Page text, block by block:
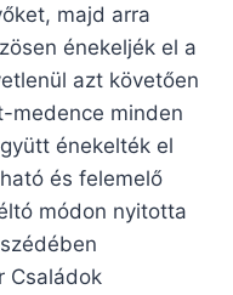
majd arra
énekeljék el a
azt követően
medence minden
énekelték el
és felemelő
módon nyitotta
Családok